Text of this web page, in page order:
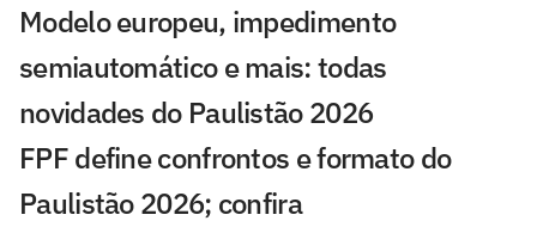
Modelo europeu, impedimento
semiautomático e mais: todas
novidades do Paulistão 2026
FPF define confrontos e formato do
Paulistão 2026; confira